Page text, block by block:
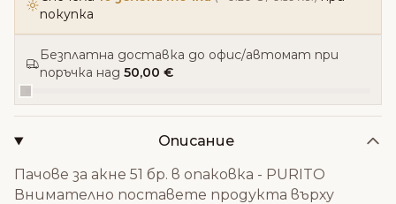
покупка
Безплатна доставка до офис/автомат при
поръчка над 50,00 €
Описание
Пачове за акне 51 бр. в опаковка - PURITO
Внимателно поставете продукта върху